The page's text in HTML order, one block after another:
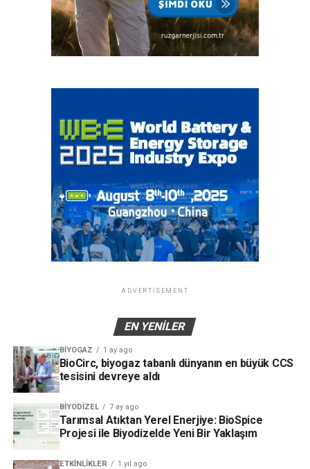
ADVERTISEMENT
EN YENILER
BIYOGAZ 1 ay ago
BioCirc, biyogaz tabanlı dünyanın en büyük CCS
tesisini devreye aldı
BIYODIZEL 7 ay ago
Tarımsal Atıktan Yerel Enerjiye: BioSpice
Projesi ile Biyodizelde Yeni Bir Yaklaşım
ETKINLIKLER 1 yıl ago